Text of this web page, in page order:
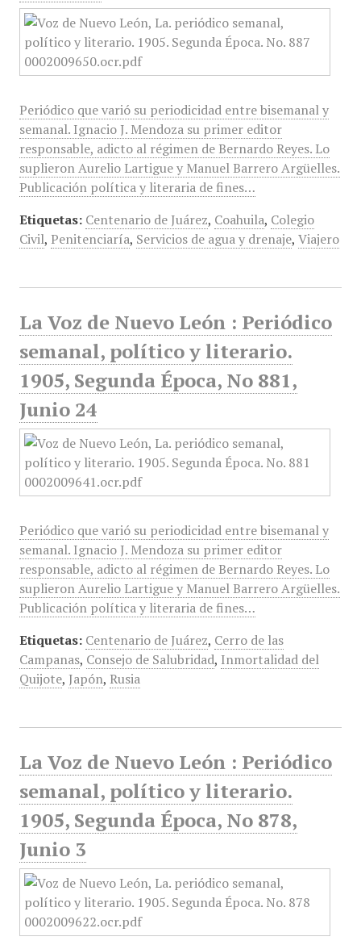
Periódico que varió su periodicidad entre bisemanal y
semanal. Ignacio J. Mendoza su primer editor
responsable, adicto al régimen de Bernardo Reyes. Lo
suplieron Aurelio Lartigue y Manuel Barrero Argüelles.
Publicación política y literaria de fines…
Etiquetas: Centenario de Juárez, Coahuila, Colegio
Civil, Penitenciaría, Servicios de agua y drenaje, Viajero
La Voz de Nuevo León : Periódico
semanal, político y literario.
1905, Segunda Época, No 881,
Junio 24
Periódico que varió su periodicidad entre bisemanal y
semanal. Ignacio J. Mendoza su primer editor
responsable, adicto al régimen de Bernardo Reyes. Lo
suplieron Aurelio Lartigue y Manuel Barrero Argüelles.
Publicación política y literaria de fines…
Etiquetas: Centenario de Juárez, Cerro de las
Campanas, Consejo de Salubridad, Inmortalidad del
Quijote, Japón, Rusia
La Voz de Nuevo León : Periódico
semanal, político y literario.
1905, Segunda Época, No 878,
Junio 3